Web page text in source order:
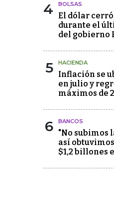
4 BOLSAS
El dólar cerró
durante el
del gobierno
5 HACIENDA
Inflación se
en julio y
máximos de
6 BANCOS
"No subimos
así
$1,2 billones